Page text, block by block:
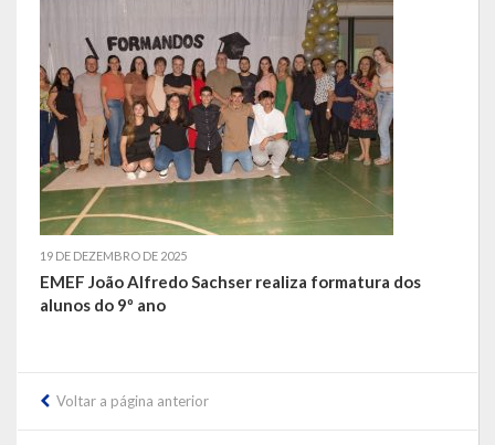
LEIS ORDINÁRIAS
LEIS COMPLEMENTARES
DECRETOS
Publicações
Regulamentos
19 DE DEZEMBRO DE 2025
EMEF João Alfredo Sachser realiza formatura dos
alunos do 9º ano
Voltar a página anterior